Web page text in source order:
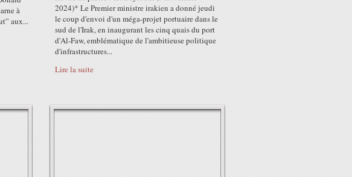
à
aux...
2024)* Le Premier ministre irakien a donné jeudi
le coup d'envoi d'un méga-projet portuaire dans le
sud de l'Irak, en inaugurant les cinq quais du port
d'Al-Faw, emblématique de l'ambitieuse politique
d'infrastructures...
Lire la suite